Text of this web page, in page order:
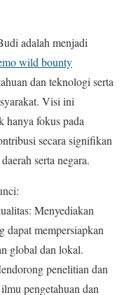
adalah menjadi
wild bounty
dan teknologi serta
Visi ini
hanya fokus pada
secara signifikan
serta negara.
Menyediakan
dapat mempersiapkan
global dan lokal.
penelitian dan
pengetahuan dan